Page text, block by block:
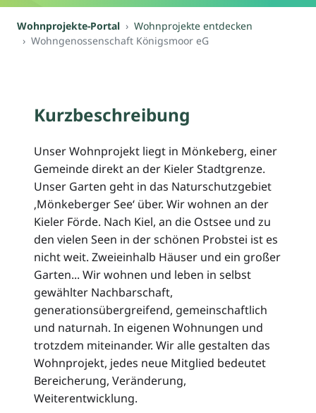
Wohnprojekte-Portal
Wohnprojekte entdecken
Wohngenossenschaft Königsmoor eG
Kurzbeschreibung
Unser Wohnprojekt liegt in Mönkeberg, einer
Gemeinde direkt an der Kieler Stadtgrenze.
Unser Garten geht in das Naturschutzgebiet
‚Mönkeberger See‘ über. Wir wohnen an der
Kieler Förde. Nach Kiel, an die Ostsee und zu
den vielen Seen in der schönen Probstei ist es
nicht weit. Zweieinhalb Häuser und ein großer
Garten... Wir wohnen und leben in selbst
gewählter Nachbarschaft,
generationsübergreifend, gemeinschaftlich
und naturnah. In eigenen Wohnungen und
trotzdem miteinander. Wir alle gestalten das
Wohnprojekt, jedes neue Mitglied bedeutet
Bereicherung, Veränderung,
Weiterentwicklung.